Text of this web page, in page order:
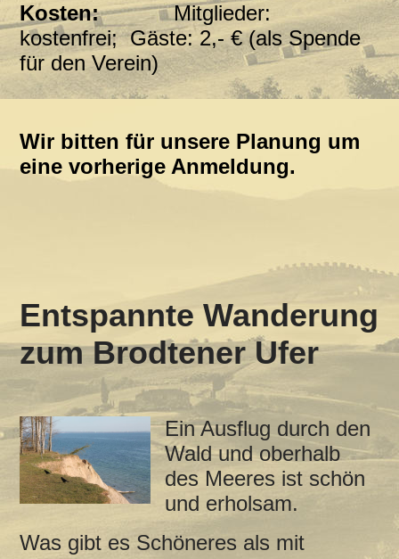
Kosten:Mitglieder:
kostenfrei;Gäste:2,- € (als Spende
für den Verein)
Wir bitten für unsere Planung um
eine vorherige Anmeldung.
Entspannte Wanderung
zum Brodtener Ufer
Ein Ausflug durch den
Wald und oberhalb
des Meeres ist schön
und erholsam.
Was gibt es Schöneres als mit